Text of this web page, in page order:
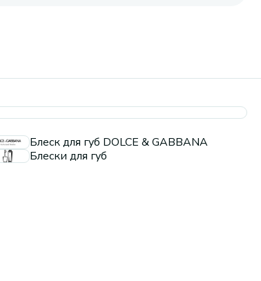
Блеск для губ DOLCE & GABBANA
Блески для губ